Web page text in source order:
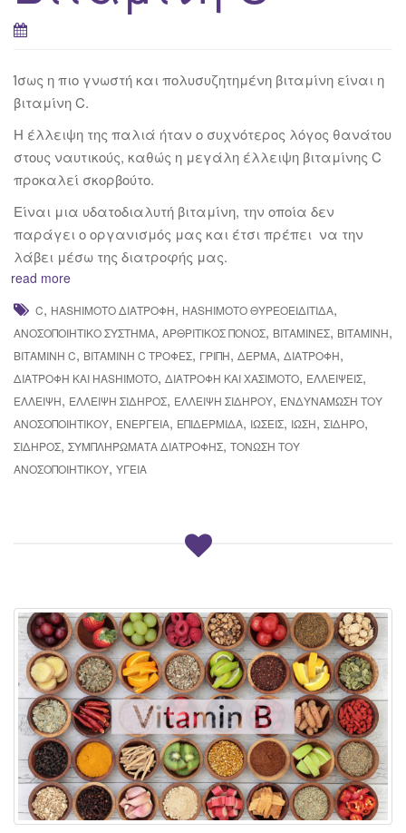
Ίσως η πιο γνωστή και πολυσυζητημένη βιταμίνη είναι η
βιταμίνη C.
Η έλλειψη της παλιά ήταν ο συχνότερος λόγος θανάτου
στους ναυτικούς, καθώς η μεγάλη έλλειψη βιταμίνης C
προκαλεί σκορβούτο.
Είναι μια υδατοδιαλυτή βιταμίνη, την οποία δεν
παράγει ο οργανισμός μας και έτσι πρέπει να την
λάβει μέσω της διατροφής μας.
read more
C, HASHIMOTO ΔΙΑΤΡΟΦΉ, HASHIMOTO ΘΥΡΕΟΕΙΔΊΤΙΔΑ,
ΑΝΟΣΟΠΟΙΗΤΙΚΌ ΣΎΣΤΗΜΑ, ΑΡΘΡΙΤΙΚΌΣ ΠΌΝΟΣ, ΒΙΤΑΜΊΝΕΣ, ΒΙΤΑΜΊΝΗ,
ΒΙΤΑΜΊΝΗ C, ΒΙΤΑΜΊΝΗ C ΤΡΟΦΈΣ, ΓΡΊΠΗ, ΔΕΡΜΑ, ΔΙΑΤΡΟΦΉ,
ΔΙΑΤΡΟΦΉ ΚΑΙ HASHIMOTO, ΔΙΑΤΡΟΦΉ ΚΑΙ ΧΑΣΙΜΌΤΟ, ΕΛΛΕΊΨΕΙΣ,
ΈΛΛΕΙΨΗ, ΈΛΛΕΙΨΗ ΣΊΔΗΡΟΣ, ΈΛΛΕΙΨΗ ΣΙΔΉΡΟΥ, ΕΝΔΥΝΆΜΩΣΗ ΤΟΥ
ΑΝΟΣΟΠΟΙΗΤΙΚΟΎ, ΕΝΈΡΓΕΙΑ, ΕΠΙΔΕΡΜΊΔΑ, ΙΏΣΕΙΣ, ΊΩΣΗ, ΣΊΔΗΡΟ,
ΣΊΔΗΡΟΣ, ΣΥΜΠΛΗΡΏΜΑΤΑ ΔΙΑΤΡΟΦΉΣ, ΤΌΝΩΣΗ ΤΟΥ
ΑΝΟΣΟΠΟΙΗΤΙΚΟΎ, ΥΓΕΊΑ